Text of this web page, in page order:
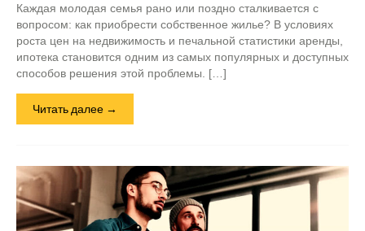
Каждая молодая семья рано или поздно сталкивается с
вопросом: как приобрести собственное жилье? В условиях
роста цен на недвижимость и печальной статистики аренды,
ипотека становится одним из самых популярных и доступных
способов решения этой проблемы. […]
Читать далее →